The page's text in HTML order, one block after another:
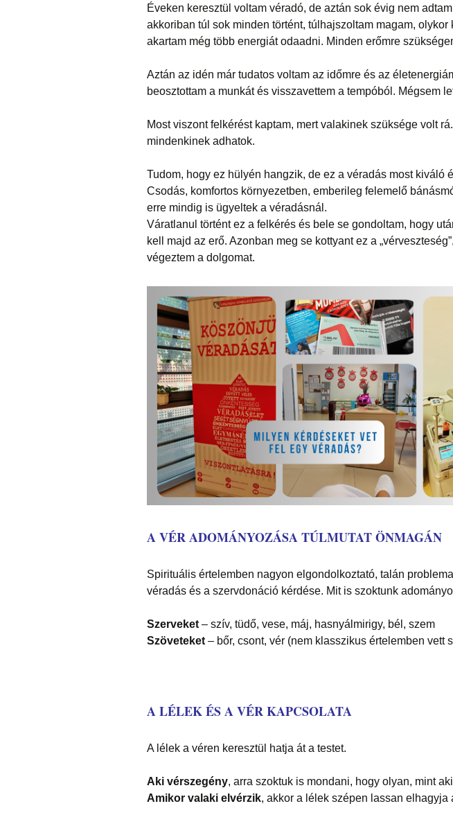
Éveken keresztül voltam véradó, de aztán sok évig nem
akkoriban túl sok minden történt, túlhajszoltam magam, olykor
akartam még több energiát odaadni. Minden erőmre
Aztán az idén már tudatos voltam az időmre és az
beosztottam a munkát és visszavettem a tempóból. Mégsem
Most viszont felkérést kaptam, mert valakinek szüksége volt
mindenkinek adhatok.
Tudom, hogy ez hülyén hangzik, de ez a véradás most kiváló
Csodás, komfortos környezetben, emberileg felemelő
erre mindig is ügyeltek a véradásnál.
Váratlanul történt ez a felkérés és bele se gondoltam, hogy
kell majd az erő. Azonban meg se kottyant ez a
végeztem a dolgomat.
A VÉR ADOMÁNYOZÁSA TÚLMUTAT ÖNMAGÁN
Spirituális értelemben nagyon elgondolkoztató, talán
véradás és a szervdonáció kérdése. Mit is szoktunk
Szerveket – szív, tüdő, vese, máj, hasnyálmirigy, bél, szem
Szöveteket – bőr, csont, vér (nem klasszikus értelemben vett
A LÉLEK ÉS A VÉR KAPCSOLATA
A lélek a véren keresztül hatja át a testet.
Aki vérszegény, arra szoktuk is mondani, hogy olyan, mint
Amikor valaki elvérzik, akkor a lélek szépen lassan elhagyja